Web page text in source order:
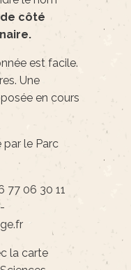
côté
est facile.
Une
en cours
par le Parc
77 06 30 11
la carte